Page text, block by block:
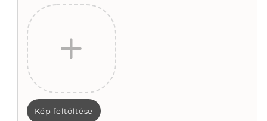
Kép feltöltése